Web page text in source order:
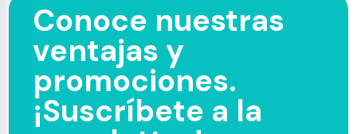
Conoce nuestras
ventajas y
promociones.
¡Suscríbete a la